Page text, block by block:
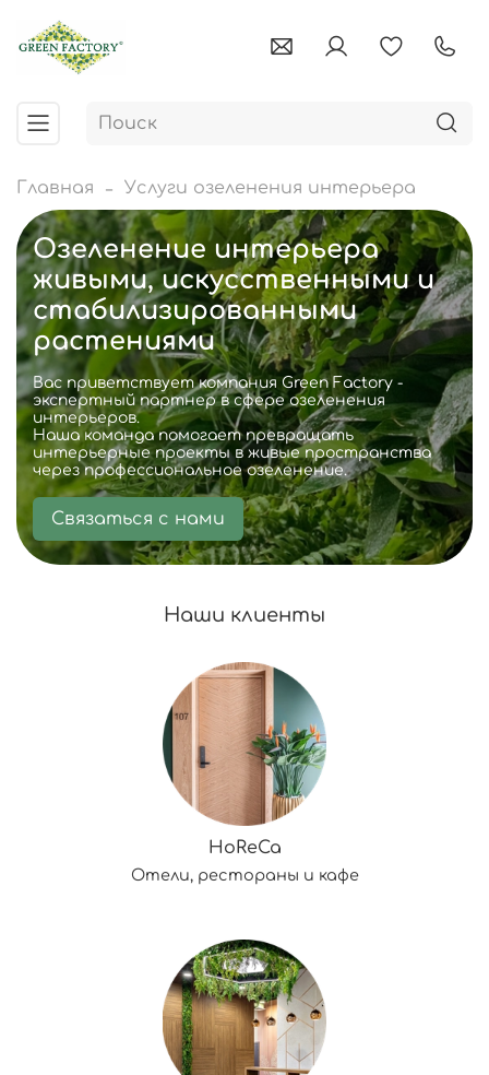
Главная Услуги озеленения интерьера
Озеленение интерьера
живыми, искусственными и
стабилизированными
растениями
Вас приветствует компания Green Factory -
экспертный партнер в сфере озеленения
интерьеров.
Наша команда помогает превращать
интерьерные проекты в живые пространства
через профессиональное озеленение.
Связаться с нами
Наши клиенты
HoReCa
Отели, рестораны и кафе